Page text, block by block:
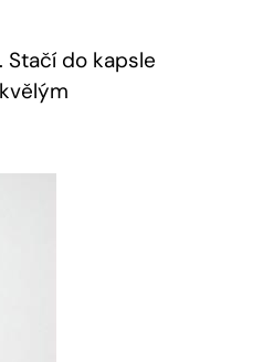
do kapsle